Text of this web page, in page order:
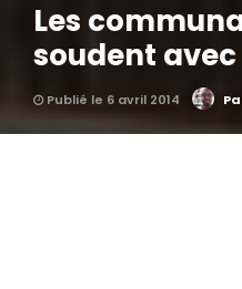
Les
soudent avec
Publié le 6 avril 2014